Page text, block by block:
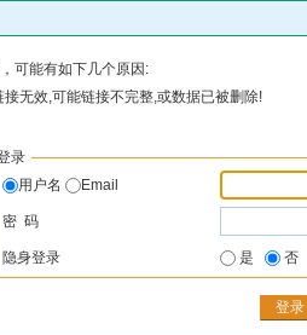
可能有如下几个原因:
无效,可能链接不完整,或数据已被删除!
录
用户名
Email
密 码
隐身登录 是 否